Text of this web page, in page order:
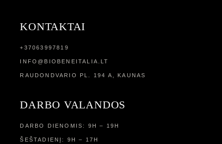
KONTAKTAI
+37063997819
INFO@BIOBENEITALIA.LT
RAUDONDVARIO PL. 194 A, KAUNAS
DARBO VALANDOS
DARBO DIENOMIS: 9H – 19H
ŠEŠTADIENĮ: 9H – 17H